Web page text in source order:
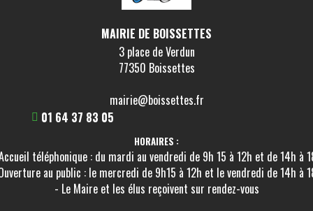
MAIRIE DE BOISSETTES
3 place de Verdun
77350 Boissettes
mairie@boissettes.fr
01 64 37 83 05
HORAIRES :
téléphonique : du mardi au vendredi de 9h 15 à 12h et de 14h à
au public : le mercredi de 9h15 à 12h et le vendredi de 14h à
- Le Maire et les élus reçoivent sur rendez-vous